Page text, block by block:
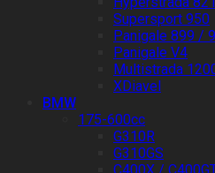
Supersport 950
Panigale 899 /
Panigale V4
Multistrada
XDiavel
BMW
175-600cc
G310R
G310GS